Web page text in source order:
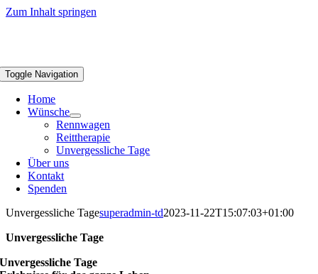
Zum Inhalt springen
Toggle Navigation
Home
Wünsche
Rennwagen
Reittherapie
Unvergessliche Tage
Über uns
Kontakt
Spenden
Unvergessliche Tagesuperadmin-td2023-11-22T15:07:03+01:00
Unvergessliche Tage
Unvergessliche Tage